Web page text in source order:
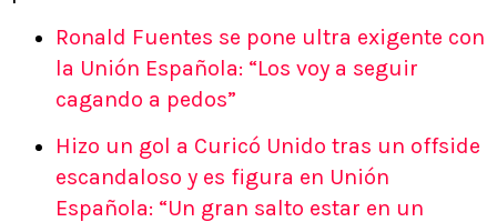
Ronald Fuentes se pone ultra exigente con
la Unión Española: “Los voy a seguir
cagando a pedos”
Hizo un gol a Curicó Unido tras un offside
escandaloso y es figura en Unión
Española: “Un gran salto estar en un